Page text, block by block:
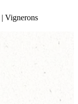
| Vignerons